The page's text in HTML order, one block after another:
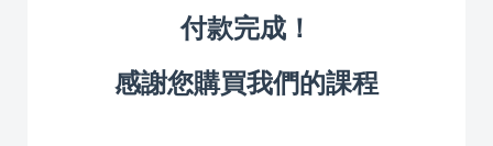
付款完成！
感謝您購買我們的課程